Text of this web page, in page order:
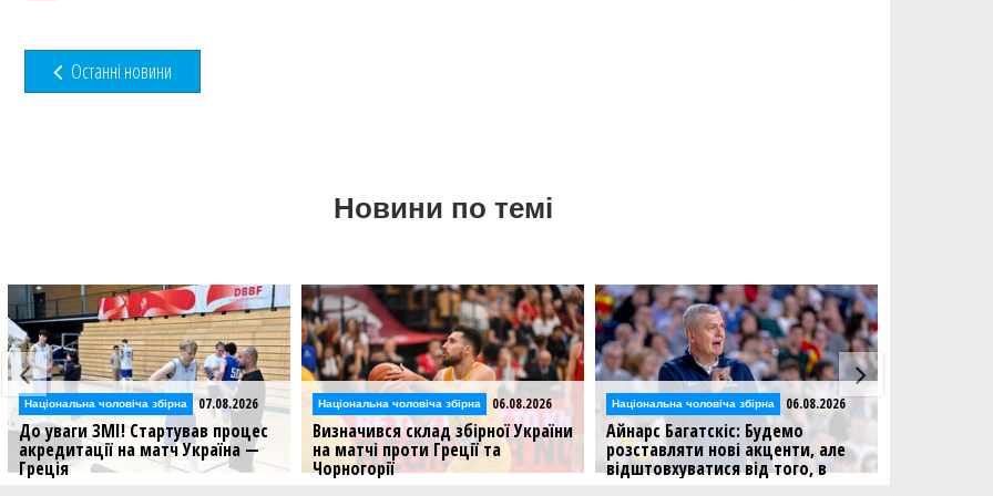
Останні новини
Новини по темі
Національна чоловіча збірна 07.08.2026
До уваги ЗМІ! Стартував процес
акредитації на матч Україна —
Греція
Національна чоловіча збірна 06.08.2026
Визначився склад збірної України
на матчі проти Греції та
Чорногорії
Національна чоловіча збірна 06.08.2026
Айнарс Багатскіс: Будемо
розставляти нові акценти, але
відштовхуватися від того, в